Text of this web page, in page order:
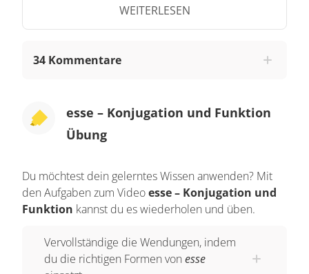
"calida", "calidum" und "esse". Es ist warm. Ich
bin warm. Lateinisch heißt das: Calidum est und
Calida beim Mädchen. Und Calidum bei einem
Singular von "esse". Nämlich: sum - ich bin und
est - er, sie, es ist. Die anderen Formen lauten: es
- sie sind. Sum, es, est, sumus, estis, sunt. Wie
im Deutschen bei "sein", haben wir auch im
Konjugation von "esse". Das sind sie: s- und es-.
Die Personalendungen kennst du von den
WEITERLESEN
34 Kommentare
esse – Konjugation und Funktion
Übung
Du möchtest dein gelerntes Wissen anwenden? Mit
den Aufgaben zum Videoesse – Konjugation und
Funktion kannst du es wiederholen und üben.
Vervollständige die Wendungen, indem
du die richtigen Formen von esse